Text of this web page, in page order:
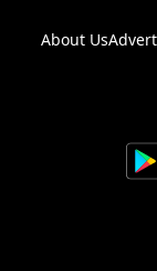
About Us